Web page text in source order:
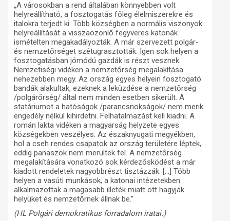
„A városokban a rend általában könnyebben volt
helyreállítható, a fosztogatás főleg élelmiszerekre és
italokra terjedt ki. Több községben a normális viszonyok
helyreállítását a visszaözönlő fegyveres katonák
ismételten megakadályozták. A már szervezett polgár-
és nemzetőrséget szétugrasztották. Igen sok helyen a
fosztogatásban jómódú gazdák is részt vesznek.
Nemzetiségi vidéken a nemzetőrség megalakítása
nehezebben megy. Az ország egyes helyein fosztogató
bandák alakultak, ezeknek a leküzdése a nemzetőrség
/polgárőrség/ által nem minden esetben sikerült. A
statáriumot a hatóságok /parancsnokságok/ nem merik
engedély nélkül kihirdetni. Felhatalmazást kell kiadni. A
román lakta vidéken a magyarság helyzete egyes
községekben veszélyes. Az északnyugati megyékben,
hol a cseh rendes csapatok az ország területére léptek,
eddig panaszok nem merültek fel. A nemzetőrség
megalakítására vonatkozó sok kérdezősködést a már
kiadott rendeletek nagyobbrészt tisztázzák. […] Több
helyen a vasúti munkások, a katonai intézetekben
alkalmazottak a magasabb illeték miatt ott hagyják
helyüket és nemzetőrnek állnak be.”
(HL Polgári demokratikus forradalom iratai.)